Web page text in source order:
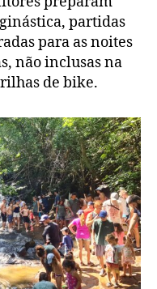
partidas
para as noites
não inclusas na
de bike.